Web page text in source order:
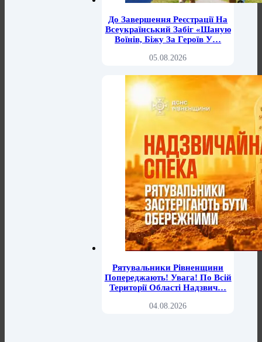
До Завершення Реєстрації На
Всеукраїнський Забіг «Шаную
Воїнів, Біжу За Героїв У…
05.08.2026
Рятувальники Рівненщини
Попереджають! Увага! По Всій
Території Області Надзвич…
04.08.2026